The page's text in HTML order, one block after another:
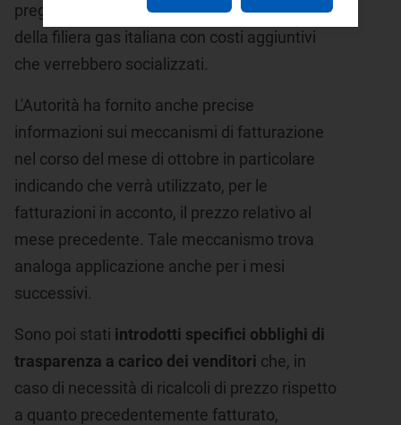
pregiudicando l'intero equilibrio economico
della filiera gas italiana con costi aggiuntivi
che verrebbero socializzati.
L'Autorità ha fornito anche precise
informazioni sui meccanismi di fatturazione
nel corso del mese di ottobre in particolare
indicando che verrà utilizzato, per le
fatturazioni in acconto, il prezzo relativo al
mese precedente. Tale meccanismo trova
analoga applicazione anche per i mesi
successivi.
Sono poi stati introdotti specifici obblighi di
trasparenza a carico dei venditori che, in
caso di necessità di ricalcoli di prezzo rispetto
a quanto precedentemente fatturato,